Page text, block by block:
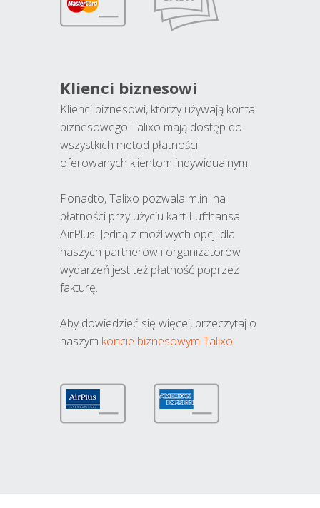
Klienci biznesowi
Klienci biznesowi, którzy używają konta
biznesowego Talixo mają dostęp do
wszystkich metod płatności
oferowanych klientom indywidualnym.
Ponadto, Talixo pozwala m.in. na
płatności przy użyciu kart Lufthansa
AirPlus. Jedną z możliwych opcji dla
naszych partnerów i organizatorów
wydarzeń jest też płatność poprzez
fakturę.
Aby dowiedzieć się więcej, przeczytaj o
naszym koncie biznesowym Talixo